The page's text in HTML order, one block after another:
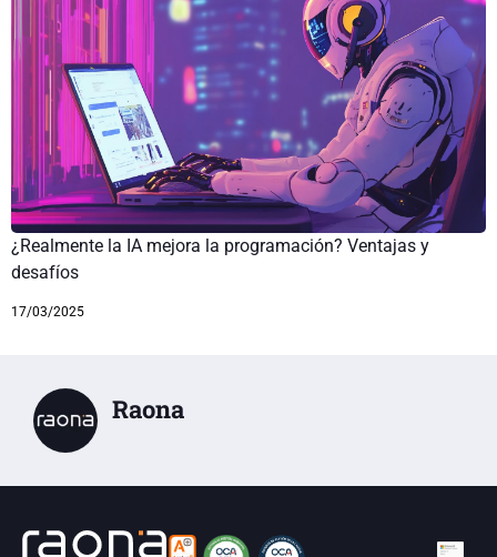
¿Realmente la IA mejora la programación? Ventajas y
desafíos
17/03/2025
Raona